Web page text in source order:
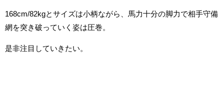
168cm/82kgとサイズは小柄ながら、馬力十分の脚力で相手守備
網を突き破っていく姿は圧巻。
是非注目していきたい。